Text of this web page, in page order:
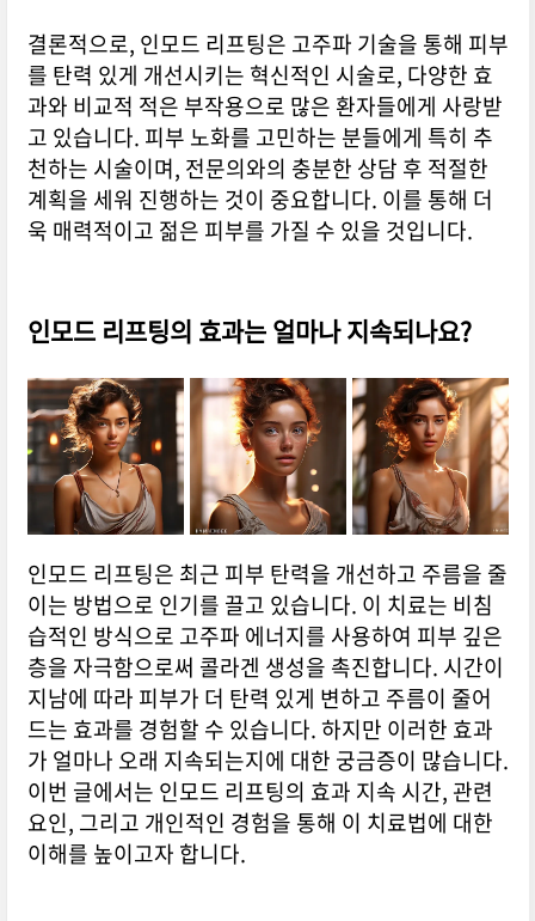
결론적으로, 인모드 리프팅은 고주파 기술을 통해 피부
를 탄력 있게 개선시키는 혁신적인 시술로, 다양한 효
과와 비교적 적은 부작용으로 많은 환자들에게 사랑받
고 있습니다. 피부 노화를 고민하는 분들에게 특히 추
천하는 시술이며, 전문의와의 충분한 상담 후 적절한
계획을 세워 진행하는 것이 중요합니다. 이를 통해 더
욱 매력적이고 젊은 피부를 가질 수 있을 것입니다.
인모드 리프팅의 효과는 얼마나 지속되나요?
인모드 리프팅은 최근 피부 탄력을 개선하고 주름을 줄
이는 방법으로 인기를 끌고 있습니다. 이 치료는 비침
습적인 방식으로 고주파 에너지를 사용하여 피부 깊은
층을 자극함으로써 콜라겐 생성을 촉진합니다. 시간이
지남에 따라 피부가 더 탄력 있게 변하고 주름이 줄어
드는 효과를 경험할 수 있습니다. 하지만 이러한 효과
가 얼마나 오래 지속되는지에 대한 궁금증이 많습니다.
이번 글에서는 인모드 리프팅의 효과 지속 시간, 관련
요인, 그리고 개인적인 경험을 통해 이 치료법에 대한
이해를 높이고자 합니다.